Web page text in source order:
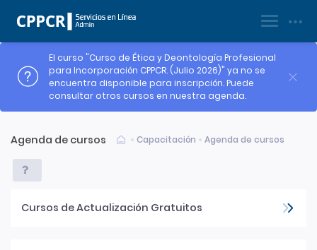
|Ingresar
El curso "Curso de Ética y Deontología Profesional
para Incorporación CPPCR. (Julio 2026)" ya no se
encuentra disponible para inscripción. Puede
consultar otros cursos en nuestra agenda.
Agenda de cursos Capacitación Agenda de cursos
Cursos de Actualización Gratuitos